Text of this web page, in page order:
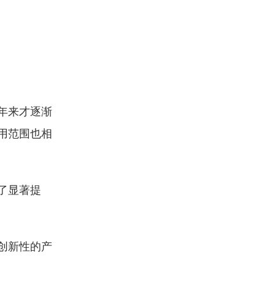
来才逐渐
范围也相
显著提
新性的产